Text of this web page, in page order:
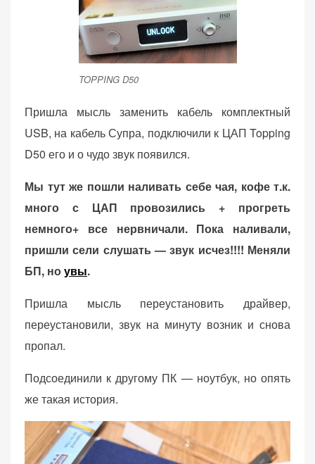
TOPPING D50
Пришла мысль заменить кабель комплектный
USB, на кабель Супра, подключили к ЦАП Topping
D50 его и о чудо звук появился.
Мы тут же пошли наливать себе чая, кофе т.к.
много с ЦАП провозились + прогреть
немного+ все нервничали. Пока наливали,
пришли сели слушать — звук исчез!!!! Меняли
БП, ноувы.
Пришла мысль переустановить драйвер,
переустановили, звук на минуту возник и снова
пропал.
Подсоединили к другому ПК — ноутбук, но опять
же такая история.